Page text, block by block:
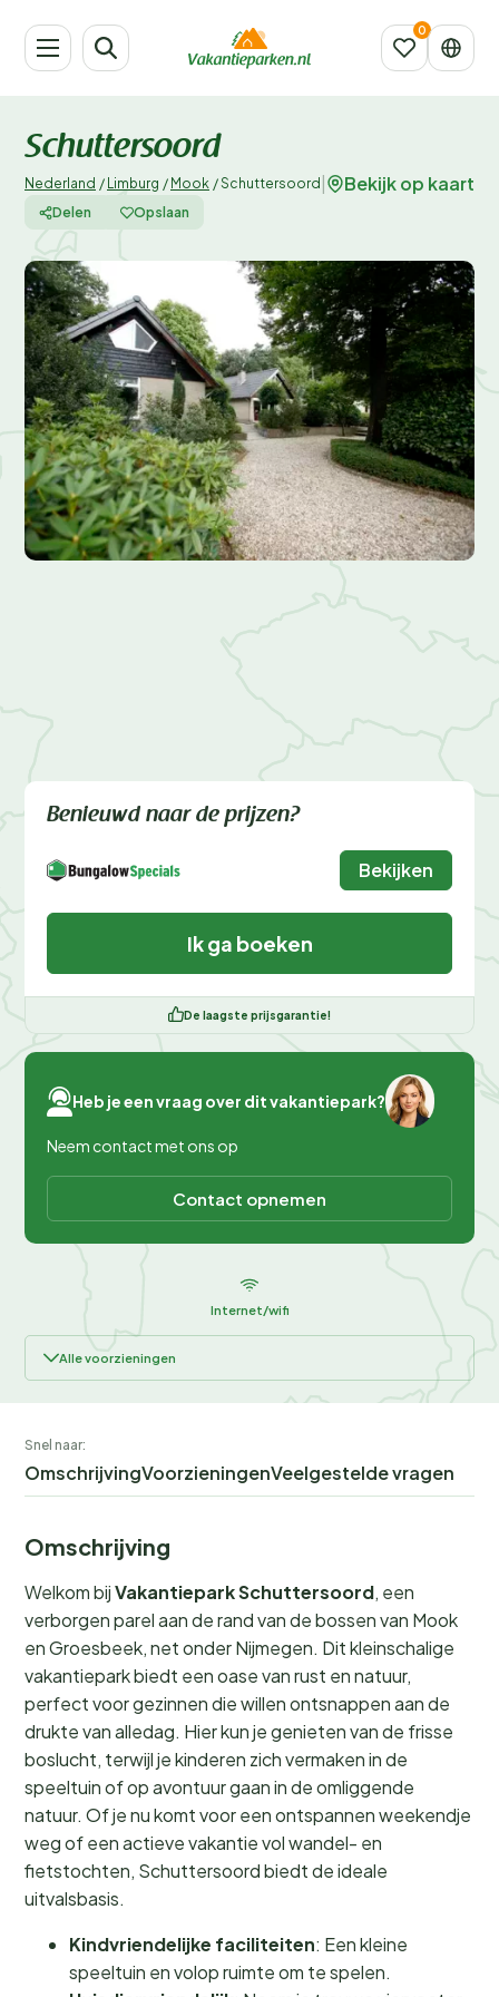
Schuttersoord
Nederland / Limburg / Mook /Schuttersoord Bekijk op kaart
Delen Opslaan
Benieuwd naar de prijzen?
Bekijken
Ik ga boeken
De laagste prijsgarantie!
Heb je een vraag over dit vakantiepark?
Neem contact met ons op
Contact opnemen
Internet/wifi
Alle voorzieningen
Snel naar:
OmschrijvingVoorzieningenVeelgestelde vragen
Omschrijving
Welkom bijVakantiepark Schuttersoord, een
verborgen parel aan de rand van de bossen van Mook
en Groesbeek, net onder Nijmegen. Dit kleinschalige
vakantiepark biedt een oase van rust en natuur,
perfect voor gezinnen die willen ontsnappen aan de
drukte van alledag. Hier kun je genieten van de frisse
boslucht, terwijl je kinderen zich vermaken in de
speeltuin of op avontuur gaan in de omliggende
natuur. Of je nu komt voor een ontspannen weekendje
weg of een actieve vakantie vol wandel- en
fietstochten, Schuttersoord biedt de ideale
uitvalsbasis.
Kindvriendelijke faciliteiten: Een kleine
speeltuin en volop ruimte om te spelen.